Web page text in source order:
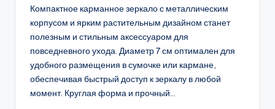
Компактное карманное зеркало с металлическим
корпусом и ярким растительным дизайном станет
полезным и стильным аксессуаром для
повседневного ухода. Диаметр 7 см оптимален для
удобного размещения в сумочке или кармане,
обеспечивая быстрый доступ к зеркалу в любой
момент. Круглая форма и прочный...